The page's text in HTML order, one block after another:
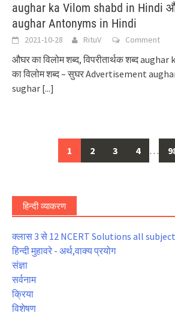
aughar ka Vilom shabd in Hindi
aughar Antonyms in Hindi
2021-10-28 RituV Comment
औघर का विलोम शब्द, विपरीतार्थक शब्द
का विलोम शब्द – सुघर Advertisement
sughar [...]
navigation
1 2 3 4 …
हिन्दी व्याकरण
क्लास 3 से 12 NCERT Solutions all subject
हिन्दी मुहावरे - अर्थ,वाक्य प्रयोग
संज्ञा
सर्वनाम
क्रिया
विशेषण